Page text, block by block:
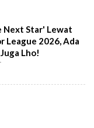
Next Star' Lewat
League 2026, Ada
Lho!